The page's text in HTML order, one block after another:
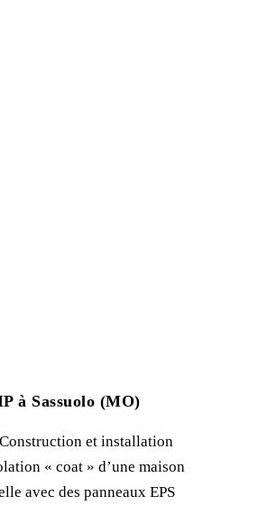
à Sassuolo (MO)
Construction et installation
« coat » d’une maison
avec des panneaux EPS